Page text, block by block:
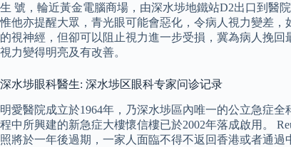
生 號，輪近黃金電腦商場，由深水埗地鐵站D2出口到醫
惟他亦提醒大眾，青光眼可能會惡化，令病人視力變差
的視神經，但卻可以阻止視力進一步受損，冀為病人挽
視力變得明亮及有改善。
深水埗眼科醫生: 深水埗区眼科专家问诊记录
明愛醫院成立於1964年，乃深水埗區內唯一的公立急症
程中所興建的新急症大樓懷信樓已於2002年落成啟用。
照將於一年後過期，一家人面臨不得不返回香港或者通